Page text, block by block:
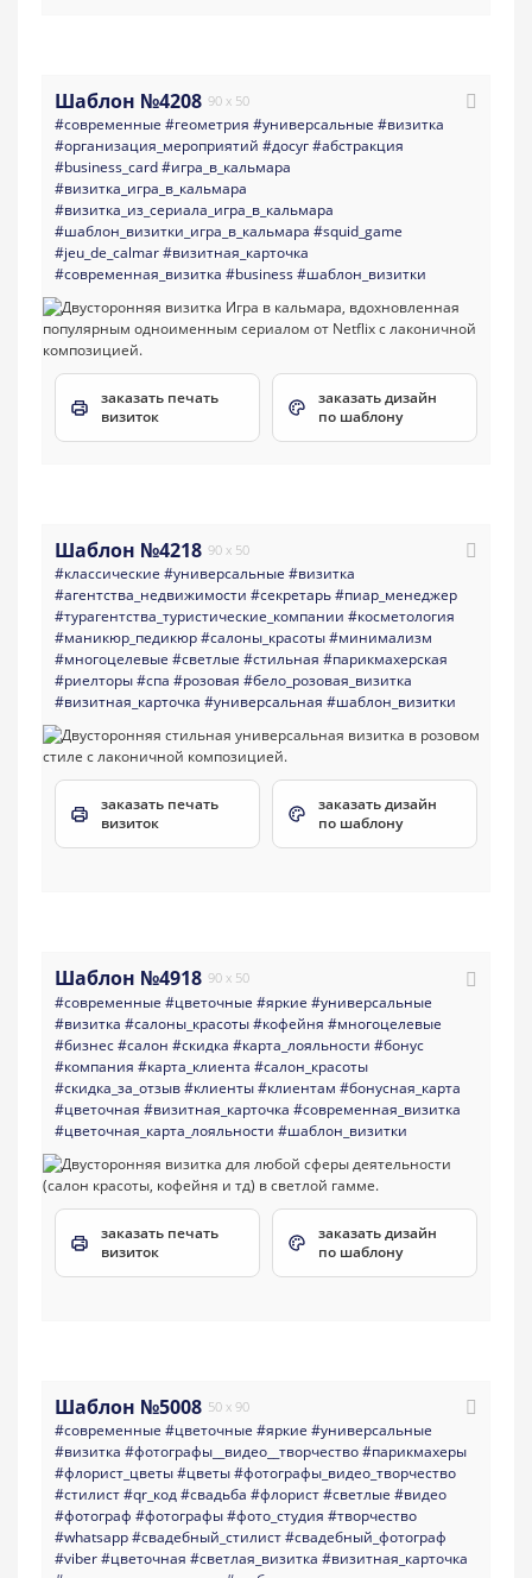
Шаблон №4208 90 x 50
#современные #геометрия #универсальные #визитка
#организация_мероприятий #досуг#абстракция
#business_card#игра_в_кальмара
#визитка_игра_в_кальмара
#визитка_из_сериала_игра_в_кальмара
#шаблон_визитки_игра_в_кальмара #squid_game
#jeu_de_calmar#визитная_карточка
#современная_визитка #business#шаблон_визитки
заказать печать
визиток
заказать дизайн
по шаблону
Шаблон №4218 90 x 50
#классические #универсальные #визитка
#агентства_недвижимости #секретарь#пиар_менеджер
#турагентства_туристические_компании #косметология
#маникюр_педикюр#салоны_красоты#минимализм
#многоцелевые #светлые #стильная #парикмахерская
#риелторы#спа #розовая #бело_розовая_визитка
#визитная_карточка #универсальная #шаблон_визитки
заказать печать
визиток
заказать дизайн
по шаблону
Шаблон №4918 90 x 50
#современные #цветочные #яркие #универсальные
#визитка #салоны_красоты#кофейня #многоцелевые
#бизнес#салон #скидка #карта_лояльности #бонус
#компания #карта_клиента #салон_красоты
#скидка_за_отзыв#клиенты#клиентам #бонусная_карта
#цветочная #визитная_карточка #современная_визитка
#цветочная_карта_лояльности #шаблон_визитки
заказать печать
визиток
заказать дизайн
по шаблону
Шаблон №5008 50 x 90
#современные #цветочные #яркие #универсальные
#визитка #фотографы__видео__творчество#парикмахеры
#флорист_цветы#цветы#фотографы_видео_творчество
#стилист#qr_код#свадьба #флорист#светлые #видео
#фотограф #фотографы#фото_студия #творчество
#whatsapp#свадебный_стилист#свадебный_фотограф
#viber#цветочная #светлая_визитка #визитная_карточка